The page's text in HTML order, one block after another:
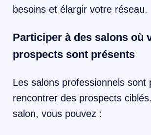
besoins et élargir votre réseau.
Participer à des salons où
prospects sont présents
Les salons professionnels sont
rencontrer des prospects
salon, vous pouvez :